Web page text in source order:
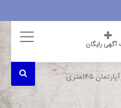
آگهی رایگان
/ اجاره آپارتمان 145متری